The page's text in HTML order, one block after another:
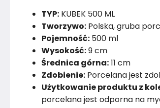
TYP: KUBEK 500 ML
Tworzywo: Polska, gruba
Pojemność: 500 ml
Wysokość:9 cm
Średnica górna:11 cm
Zdobienie: Porcelana jest
Użytkowanie produktu z
porcelana jest odporna na